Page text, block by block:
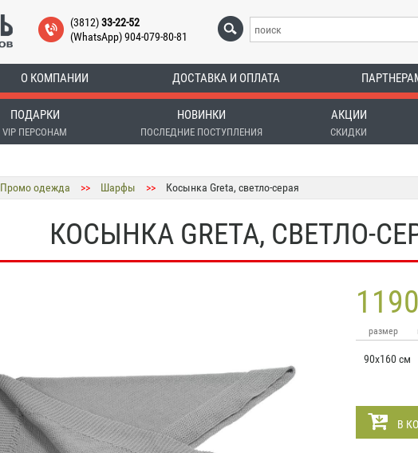
(3812)33-22-52
(WhatsApp) 904-079-80-81
О КОМПАНИИ ДОСТАВКА И ОПЛАТА
ПОДАРКИ
VIP ПЕРСОНАМ
НОВИНКИ
ПОСЛЕДНИЕ ПОСТУПЛЕНИЯ
АКЦИИ
СКИДКИ
Промо одежда >> Шарфы >> Косынка Greta, светло-серая
КОСЫНКА GRETA, СВЕТЛО-
1190
размер
90х160 см
В